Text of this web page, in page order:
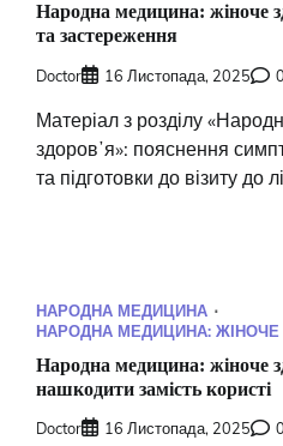
Народна медицина: жіноче
та застереження
Doctor 16 Листопада, 2025 0
Матеріал з розділу
здоровʼя»: пояснення
та підготовки до візиту до
НАРОДНА МЕДИЦИНА
НАРОДНА МЕДИЦИНА: ЖІНОЧЕ
Народна медицина: жіноче
нашкодити замість користі
Doctor 16 Листопада, 2025 0